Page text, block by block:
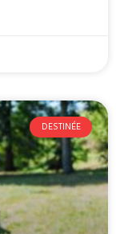
DESTINÉE